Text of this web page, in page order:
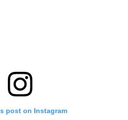
post on Instagram